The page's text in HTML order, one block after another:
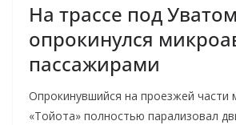
На трассе под Уватом
опрокинулся
пассажирами
Опрокинувшийся на проезжей части
«Тойота» полностью парализовал